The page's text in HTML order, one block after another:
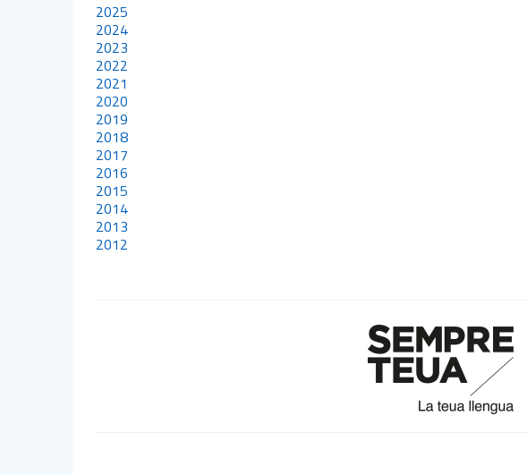
2025
2024
2023
2022
2021
2020
2019
2018
2017
2016
2015
2014
2013
2012